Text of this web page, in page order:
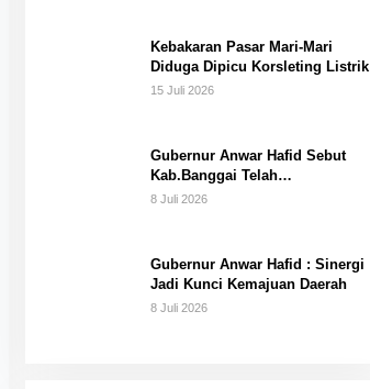
Kebakaran Pasar Mari-Mari
Diduga Dipicu Korsleting Listrik
15 Juli 2026
Gubernur Anwar Hafid Sebut
Kab.Banggai Telah
“Melahirkan” Generasi…
8 Juli 2026
Gubernur Anwar Hafid : Sinergi
Jadi Kunci Kemajuan Daerah
8 Juli 2026